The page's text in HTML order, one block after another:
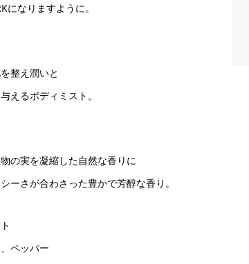
になりますように。
整え潤いと
えるボディミスト。
の実を凝縮した自然な香りに
ーさが合わさった豊かで芳醇な香り。
ペッパー